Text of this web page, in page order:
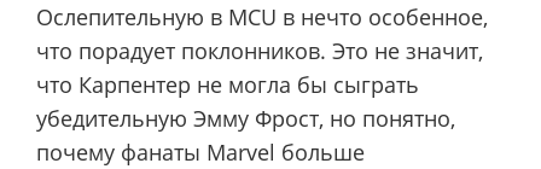
Ослепительную в MCU в нечто особенное,
что порадует поклонников. Это не значит,
что Карпентер не могла бы сыграть
убедительную Эмму Фрост, но понятно,
почему фанаты Marvel больше